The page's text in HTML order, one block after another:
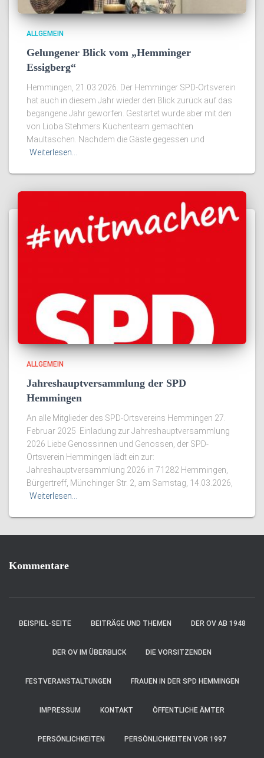
ALLGEMEIN
Gelungener Blick vom „Hemminger
Essigberg“
Hemmingen, 21.03.2026. Der Hemminger SPD-Ortsverein
hat auch in diesem Jahr wieder den Blick zurück auf das
begangene Jahr geworfen. Gestartet wurde aber mit den
von Lioba Stehmers Küchenteam gemachten
Maultaschen. Nachdem die Gäste gegessen und
Weiterlesen…
ALLGEMEIN
Jahreshauptversammlung der SPD
Hemmingen
An alle Mitglieder des SPD-Ortsvereins Hemmingen 27.
Februar 2025 Einladung zur Jahreshauptversammlung
2026 Liebe Genossinnen und Genossen, der SPD-
Ortsverein Hemmingen lädt ein zur:
Jahreshauptversammlung 2026 in 71282 Hemmingen,
Bürgertreff, Münchinger Str. 2, am Samstag, 14.03.2026,
Weiterlesen…
Kommentare
BEISPIEL-SEITE BEITRÄGE UND THEMEN DER OV AB 1948
DER OV IM ÜBERBLICK DIE VORSITZENDEN
FESTVERANSTALTUNGEN FRAUEN IN DER SPD HEMMINGEN
IMPRESSUM KONTAKT ÖFFENTLICHE ÄMTER
PERSÖNLICHKEITEN PERSÖNLICHKEITEN VOR 1997